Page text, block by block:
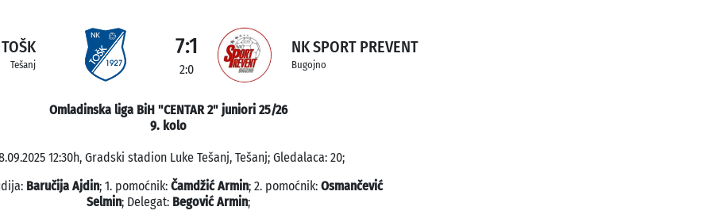
Tešanj
7:1
2:0
NK SPORT PREVENT
Bugojno
Omladinska liga BiH "CENTAR 2" juniori 25/26
9. kolo
12:30h, Gradski stadion Luke Tešanj, Tešanj; Gledalaca: 20;
Baručija Ajdin; 1. pomoćnik: Čamdžić Armin; 2. pomoćnik: Osmančević
Selmin; Delegat: Begović Armin;